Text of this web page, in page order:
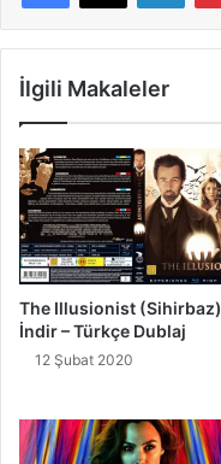
İlgili Makaleler
The Illusionist (Sihirbaz)
İndir – Türkçe Dublaj
12 Şubat 2020